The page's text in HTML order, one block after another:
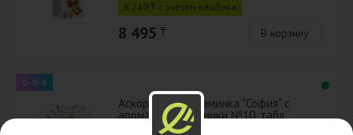
8 240 ₸ с учётом кешбэка
8 495 ₸ В корзину
0-0-4
Аскорбинка Витаминка "София" с
ароматом земляники №10, табл.